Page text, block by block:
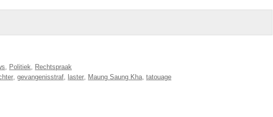
Politiek
Rechtspraak
gevangenisstraf laster Maung Saung Kha tatouage